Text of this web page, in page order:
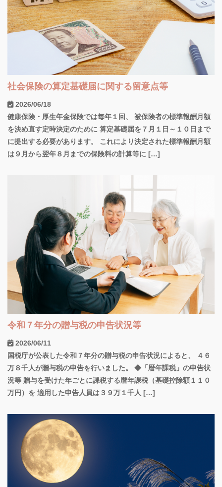
社会保険の算定基礎届に関する留意点等
2026/06/18
健康保険・厚生年金保険では毎年１回、 被保険者の標準報酬月額
を決め直す定時決定のために 算定基礎届を７月１日～１０日まで
に提出する必要があります。 これにより決定された標準報酬月額
は９月から翌年８月までの保険料の計算等に […]
令和７年分の贈与税の申告状況等
2026/06/11
国税庁が公表した令和７年分の贈与税の申告状況によると、 ４６
万８千人が贈与税の申告を行いました。 ◆「暦年課税」の申告状
況等 贈与を受けた年ごとに課税する暦年課税（基礎控除額１１０
万円）を 適用した申告人員は３９万１千人 […]